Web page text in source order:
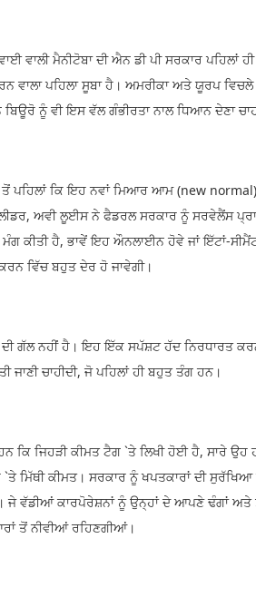
ਵਾਲੀ ਮੈਨੀਟੋਬਾ ਦੀ ਐਨ ਡੀ ਪੀ ਸਰਕਾਰ
ਵਾਲਾ ਪਹਿਲਾ ਸੂਬਾ ਹੈ। ਅਮਰੀਕਾ ਅਤੇ ਯੂਰਪ
ਨੂੰ ਵੀ ਇਸ ਵੱਲ ਗੰਭੀਰਤਾ ਨਾਲ ਧਿਆਨ ਦੇਣਾ
ਪਹਿਲਾਂ ਕਿ ਇਹ ਨਵਾਂ ਮਿਆਰ ਆਮ (new
ਅਵੀ ਲੂਈਸ ਨੇ ਫੈਡਰਲ ਸਰਕਾਰ ਨੂੰ ਸਰਵੇਲੈਂਸ
ਕੀਤੀ ਹੈ, ਭਾਵੇਂ ਇਹ ਔਨਲਾਈਨ ਹੋਵੇ ਜਾਂ ਇੱਟਾਂ-
ਵਿੱਚ ਬਹੁਤ ਦੇਰ ਹੋ ਜਾਵੇਗੀ।
ਗੱਲ ਨਹੀਂ ਹੈ। ਇਹ ਇੱਕ ਸਪੱਸ਼ਟ ਹੱਦ ਨਿਰਧਾਰਤ
ਚਾਹੀਦੀ, ਜੋ ਪਹਿਲਾਂ ਹੀ ਬਹੁਤ ਤੰਗ ਹਨ।
ਕਿ ਜਿਹੜੀ ਕੀਮਤ ਟੈਗ `ਤੇ ਲਿਖੀ ਹੋਈ ਹੈ, ਸਾਰੇ
ਮਿੱਥੀ ਕੀਮਤ। ਸਰਕਾਰ ਨੂੰ ਖਪਤਕਾਰਾਂ ਦੀ
ਜੇ ਵੱਡੀਆਂ ਕਾਰਪੋਰੇਸ਼ਨਾਂ ਨੂੰ ਉਨ੍ਹਾਂ ਦੇ ਆਪਣੇ ਢੰਗਾਂ ਅਤੇ
ਤੋਂ ਨੀਵੀਆਂ ਰਹਿਣਗੀਆਂ।